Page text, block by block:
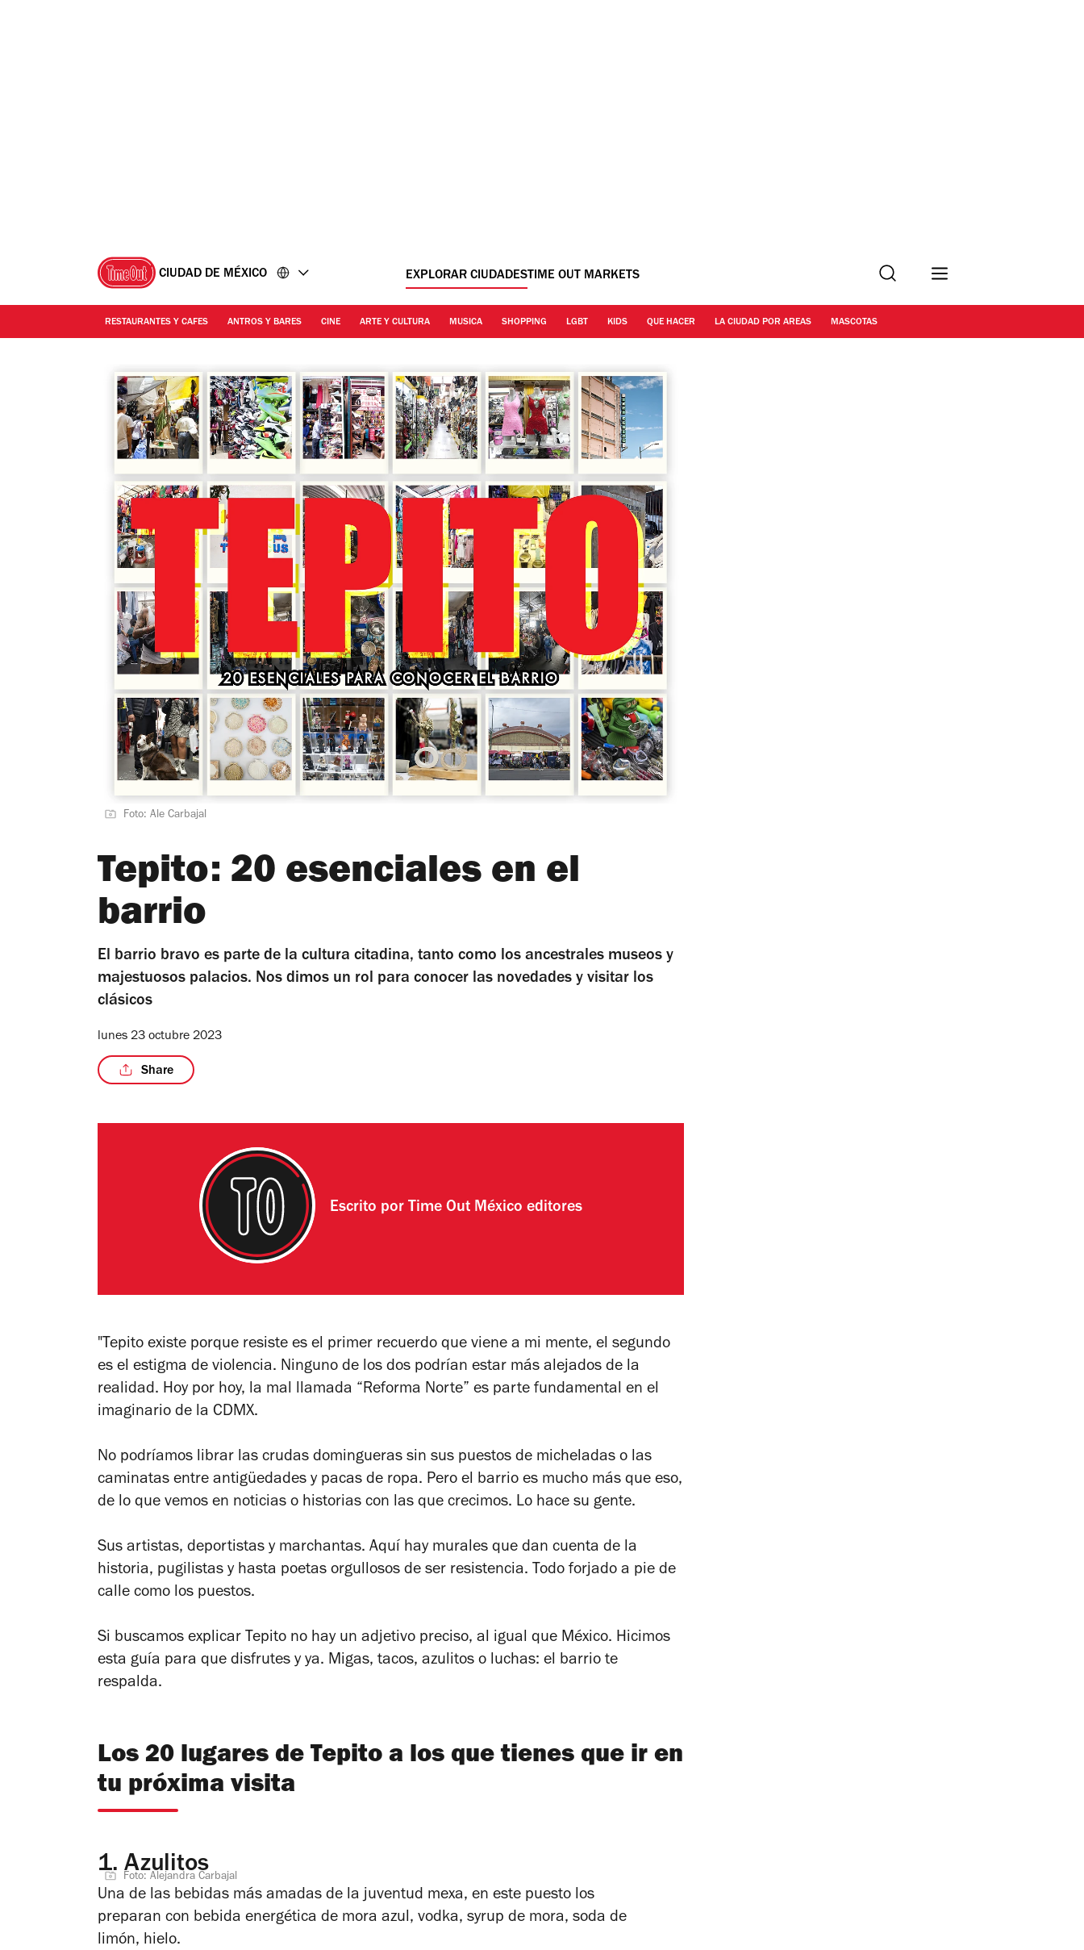
CIUDAD DE MÉXICO EXPLORAR CIUDADESTIME OUT MARKETS Buscar
RESTAURANTES Y CAFES ANTROS Y BARES CINE ARTE Y CULTURA MUSICA SHOPPING LGBT KIDS QUE HACER LA CIUDAD POR AREAS MASCOTAS
Foto: Ale Carbajal
Tepito: 20 esenciales en el
barrio
El barrio bravo es parte de la cultura citadina, tanto como los ancestrales museos y
majestuosos palacios. Nos dimos un rol para conocer las novedades y visitar los
clásicos
lunes 23 octubre 2023
Share
Escrito por Time Out México editores
"Tepito existe porque resiste es el primer recuerdo que viene a mi mente, el segundo
es el estigma de violencia. Ninguno de los dos podrían estar más alejados de la
realidad. Hoy por hoy, la mal llamada “Reforma Norte” es parte fundamental en el
imaginario de la CDMX.
No podríamos librar las crudas domingueras sin sus puestos de micheladas o las
caminatas entre antigüedades y pacas de ropa. Pero el barrio es mucho más que eso,
de lo que vemos en noticias o historias con las que crecimos. Lo hace su gente.
Sus artistas, deportistas y marchantas. Aquí hay murales que dan cuenta de la
historia, pugilistas y hasta poetas orgullosos de ser resistencia. Todo forjado a pie de
calle como los puestos.
Si buscamos explicar Tepito no hay un adjetivo preciso, al igual que México. Hicimos
esta guía para que disfrutes y ya. Migas, tacos, azulitos o luchas: el barrio te
respalda.
Los 20 lugares de Tepito a los que tienes que ir en
tu próxima visita
1. Azulitos
Foto: Alejandra Carbajal
Una de las bebidas más amadas de la juventud mexa, en este puesto los
preparan con bebida energética de mora azul, vodka, syrup de mora, soda de
limón, hielo.